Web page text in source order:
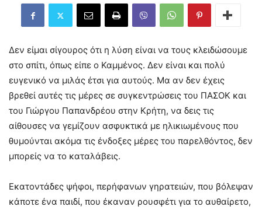
Δεν είμαι σίγουρος ότι η λύση είναι να τους κλειδώσουμε
στο σπίτι, όπως είπε ο Καμμένος. Δεν είναι και πολύ
ευγενικό να μιλάς έτσι για αυτούς. Μα αν δεν έχεις
βρεθεί αυτές τις μέρες σε συγκεντρώσεις του ΠΑΣΟΚ και
του Γιώργου Παπανδρέου στην Κρήτη, να δεις τις
αίθουσες να γεμίζουν ασφυκτικά με ηλικιωμένους που
θυμούνται ακόμα τις ένδοξες μέρες του παρελθόντος, δεν
μπορείς να το καταλάβεις.
Εκατοντάδες ψήφοι, περήφανων γηρατειών, που βόλεψαν
κάποτε ένα παιδί, που έκαναν ρουσφέτι για το αυθαίρετο,